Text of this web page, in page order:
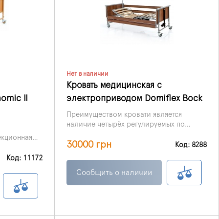
II
профилей,
удобно
упрощает
Код: 11172
Нет в наличии
Кровать медицинская с
электроприводом Domiflex Bock
Преимуществом кровати является
наличие четырёх регулируемых по
осуществляется благодаря бесшумным
30000 грн Код: 8288
Сообщить о наличии